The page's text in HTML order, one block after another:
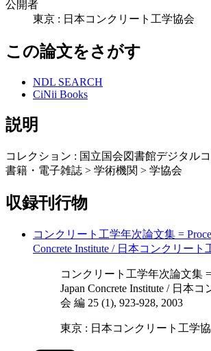
公開者
東京 : 日本コンクリート工学協会
この論文をさがす
NDL SEARCH
CiNii Books
説明
コレクション : 国立国会図書館デジタル
書籍・電子雑誌 > 学術機関 > 学協会
収録刊行物
コンクリート工学年次論文集 =
Concrete Institute / 日本コンクリート
コンクリート工学年次論文集 =
Japan Concrete Institute / 日本
会 編 25 (1), 923-928, 2003
東京 : 日本コンクリート工学